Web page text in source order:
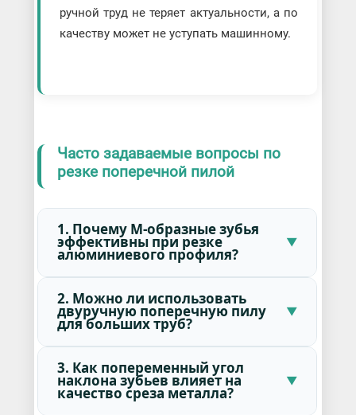
ручной труд не теряет актуальности, а по
качеству может не уступать машинному.
Часто задаваемые вопросы по
резке поперечной пилой
1. Почему М-образные зубья
эффективны при резке
алюминиевого профиля?
2. Можно ли использовать
двуручную поперечную пилу
для больших труб?
3. Как попеременный угол
наклона зубьев влияет на
качество среза металла?